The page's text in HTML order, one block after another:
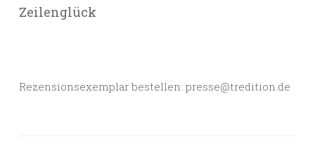
Zeilenglück
Rezensionsexemplar bestellen: presse@tredition.de